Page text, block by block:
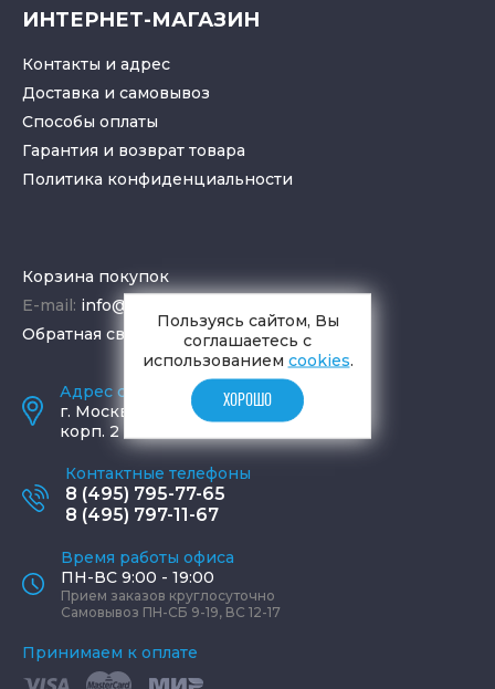
ИНТЕРНЕТ-МАГАЗИН
Контакты и адрес
Доставка и самовывоз
Способы оплаты
Гарантия и возврат товара
Политика конфиденциальности
Корзина покупок
E-mail: info@aquamir.ru
Обратная связь
Адрес салона и склада
г. Москва
ул. Шаболовка, д. 23,
корп. 2
Контактные телефоны
8 (495) 795-77-65
8 (495) 797-11-67
Время работы офиса
ПН-ВС 9:00 - 19:00
Прием заказов круглосуточно
Самовывоз ПН-СБ 9-19, ВС 12-17
Принимаем к оплате
Пользуясь сайтом, Вы
соглашаетесь с
использованием cookies.
ХОРОШО